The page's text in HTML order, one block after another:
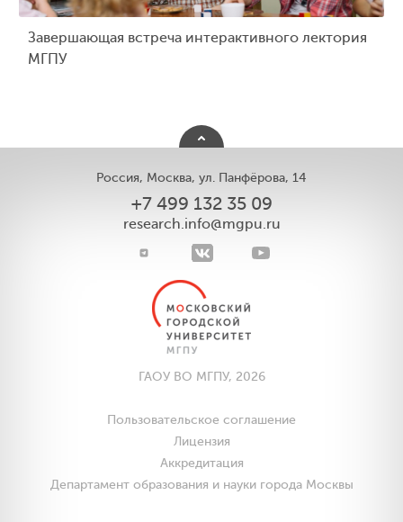
Завершающая встреча интерактивного лектория
МГПУ
Россия, Москва, ул. Панфёрова, 14
+7 499 132 35 09
research.info@mgpu.ru
ГАОУ ВО МГПУ, 2026
Пользовательское соглашение
Лицензия
Аккредитация
Департамент образования и науки города Москвы